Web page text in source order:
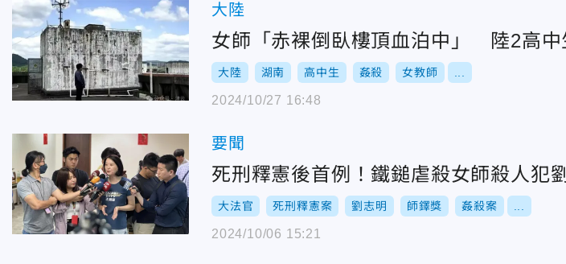
大陸
女師「赤裸倒臥樓頂血泊中」 陸2高中
大陸 湖南 高中生 姦殺 女教師
2024/10/27 16:48
要聞
死刑釋憲後首例！鐵鎚虐殺女師殺人
大法官 死刑釋憲案 劉志明 師鐸獎 姦殺案
2024/10/06 15:21